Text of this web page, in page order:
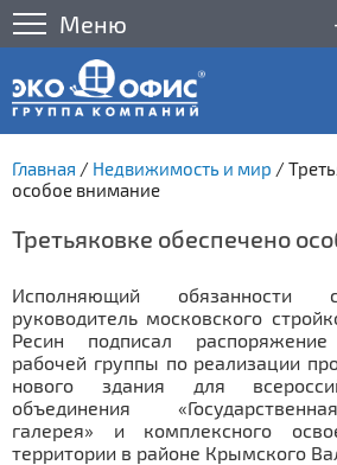
Меню
Главная / Недвижимость и мир /
особое внимание
Третьяковке обеспечено
Исполняющий обязанности
руководитель московского
Ресин подписал
рабочей группы по реализации
нового здания для
объединения
галерея» и комплексного
территории в районе Крымского